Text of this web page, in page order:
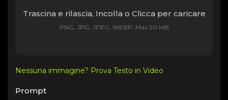
Trascina e rilascia, Incolla o Clicca per caricare
PNG, JPG, JPEG, WEBP, Max 20 MB
Nessuna immagine? Prova Testo in Video
Prompt